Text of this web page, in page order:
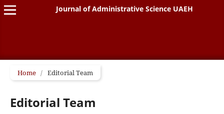
Journal of Administrative Science UAEH
Home / Editorial Team
Editorial Team